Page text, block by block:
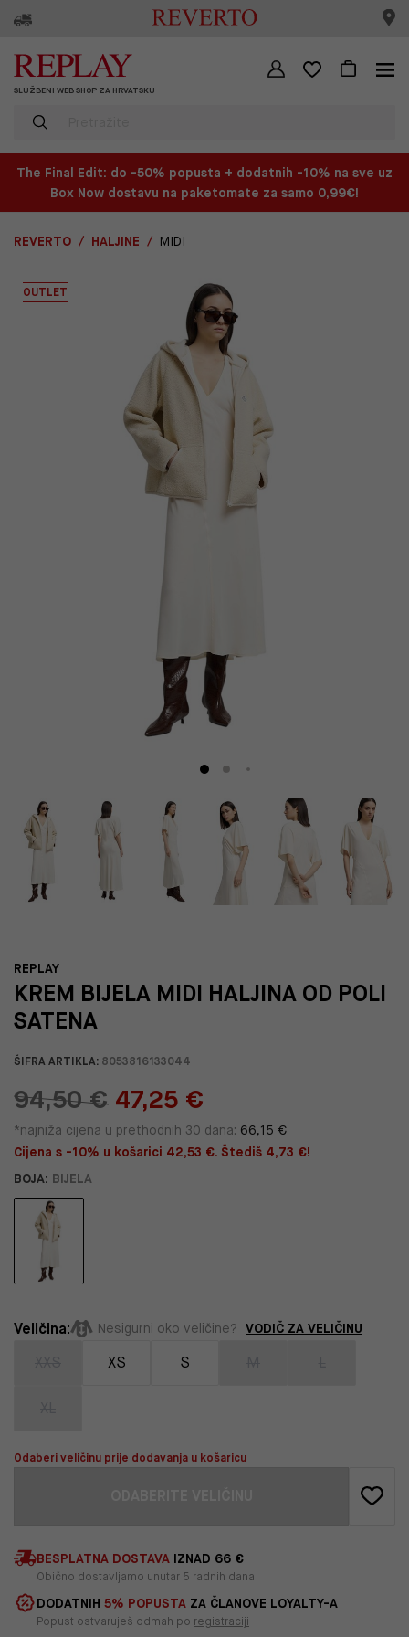
SLUŽBENI WEB SHOP ZA HRVATSKU
The Final Edit: do -50% popusta + dodatnih -10% na sve uz
Box Now dostavu na paketomate za samo 0,99€!
REVERTO HALJINE MIDI
OUTLET
REPLAY
KREM BIJELA MIDI HALJINA OD POLI
SATENA
ŠIFRA ARTIKLA: 8053816133044
94,50 € 47,25 €
*najniža cijena u prethodnih 30 dana: 66,15 €
Cijena s -10% u košarici 42,53 €. Štediš 4,73 €!
BOJA: BIJELA
Veličina: Nesigurni oko veličine? VODIČ ZA VELIČINU
XS S
Odaberi veličinu prije dodavanja u košaricu
BESPLATNA DOSTAVA IZNAD 66 €
Obično dostavljamo unutar 5 radnih dana
DODATNIH 5% POPUSTA ZA ČLANOVE LOYALTY-A
Popust ostvaruješ odmah po registraciji